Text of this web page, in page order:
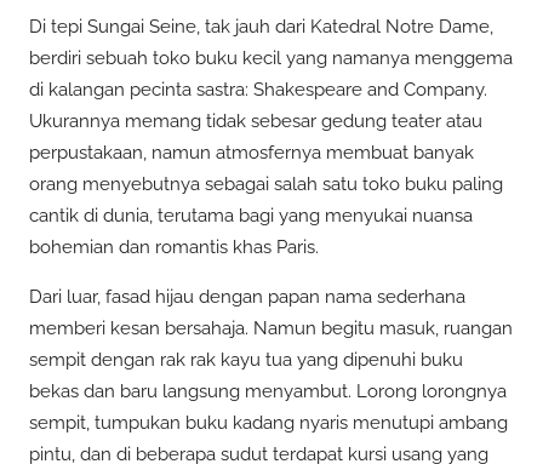
Di tepi Sungai Seine, tak jauh dari Katedral Notre Dame,
berdiri sebuah toko buku kecil yang namanya menggema
di kalangan pecinta sastra: Shakespeare and Company.
Ukurannya memang tidak sebesar gedung teater atau
perpustakaan, namun atmosfernya membuat banyak
orang menyebutnya sebagai salah satu toko buku paling
cantik di dunia, terutama bagi yang menyukai nuansa
bohemian dan romantis khas Paris.
Dari luar, fasad hijau dengan papan nama sederhana
memberi kesan bersahaja. Namun begitu masuk, ruangan
sempit dengan rak rak kayu tua yang dipenuhi buku
bekas dan baru langsung menyambut. Lorong lorongnya
sempit, tumpukan buku kadang nyaris menutupi ambang
pintu, dan di beberapa sudut terdapat kursi usang yang